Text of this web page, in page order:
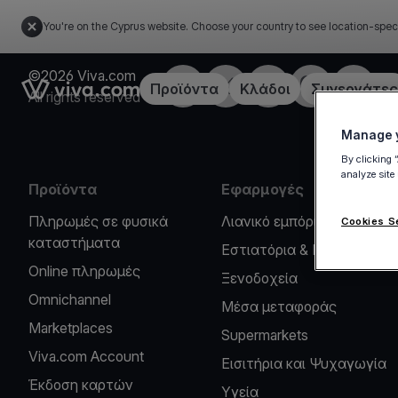
You're on the Cyprus website. Choose your country to see location-
Link to the homepageΠροϊόντα Κλάδοι Συνεργάτες
©2026 Viva.com
All rights reserved
Facebook
X LinkedInInstagramYouTube
Προϊόντα
Πληρωμές σε φυσικά
καταστήματα
Online πληρωμές
Omnichannel
Marketplaces
Viva.com Account
Έκδοση καρτών
Εφαρμογές
Λιανικό εμπόριο
Εστιατόρια & Καφέ
Ξενοδοχεία
Μέσα μεταφοράς
Supermarkets
Εισιτήρια και Ψυχαγωγία
Υγεία
Manage
By clicking
analyze
Cookies